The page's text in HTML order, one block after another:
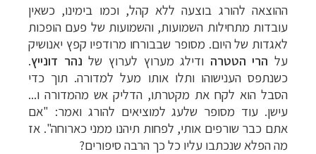
ההוצאה להורג בוצעה ללא קהל, וכמו בימינו, כשאין
עובדות מתחילות השמועות, והשמועות של פעם הופכות
לאגדות של היום. מסופר שבבורחו מרודפיו קפץ יאנושיק
על הרי הטטרה ודילג מערוץ לערוץ של נהר דונייץ.
כשנתפס הענישוהו ותלו אותו מעל למדורה. תוך כדי
הסבל הוא לקח את מקטרתו, הדליק אש מהמדורה ו...
עישן. עוד מסופר שלעג למוציאים להורג ואמר: "אם
אתם כבר שורפים אותי, לפחות תיהנו ממני כארוחה". אז
מה הפלא שנכתבו עליו כל כך הרבה סיפורים?